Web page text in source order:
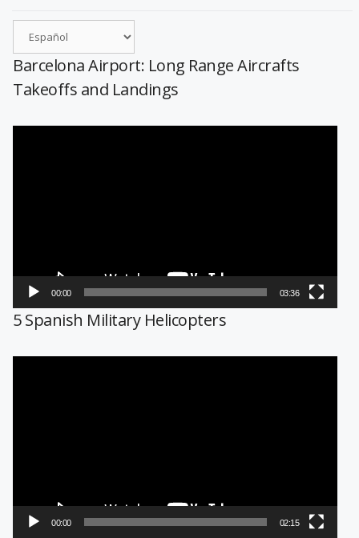
Barcelona Airport: Long Range Aircrafts
Takeoffs and Landings
00:00 03:36
5 Spanish Military Helicopters
00:00 02:15